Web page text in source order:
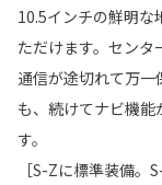
10.5インチの鮮明な
ただけます。センタ
通信が途切れて万
も、続けてナビ機
す。
［S-Zに標準装備。